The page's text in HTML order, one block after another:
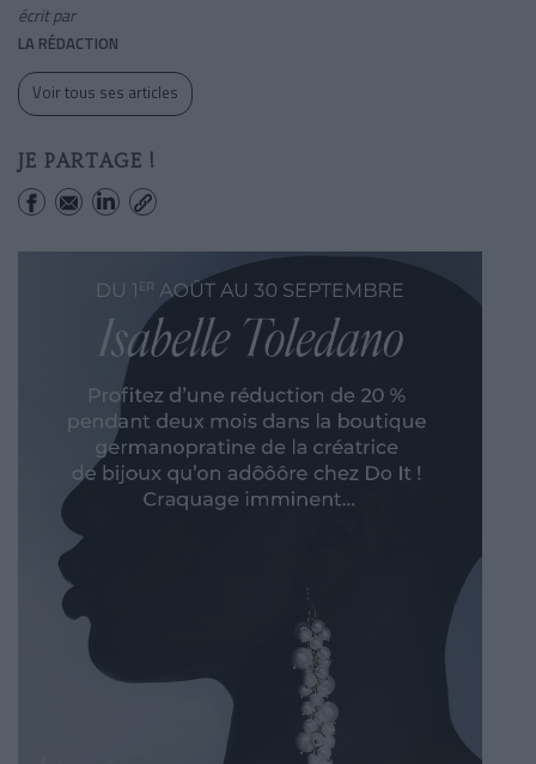
écrit par
LA RÉDACTION
Voir tous ses articles
JE PARTAGE !